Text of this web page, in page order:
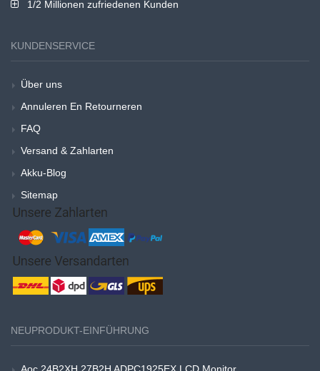
1/2 Millionen zufriedenen Kunden
KUNDENSERVICE
Über uns
Annuleren En Retourneren
FAQ
Versand & Zahlarten
Akku-Blog
Sitemap
NEUPRODUKT-EINFÜHRUNG
Aoc 24B2XH 27B2H ADPC1925EX LCD Monitor